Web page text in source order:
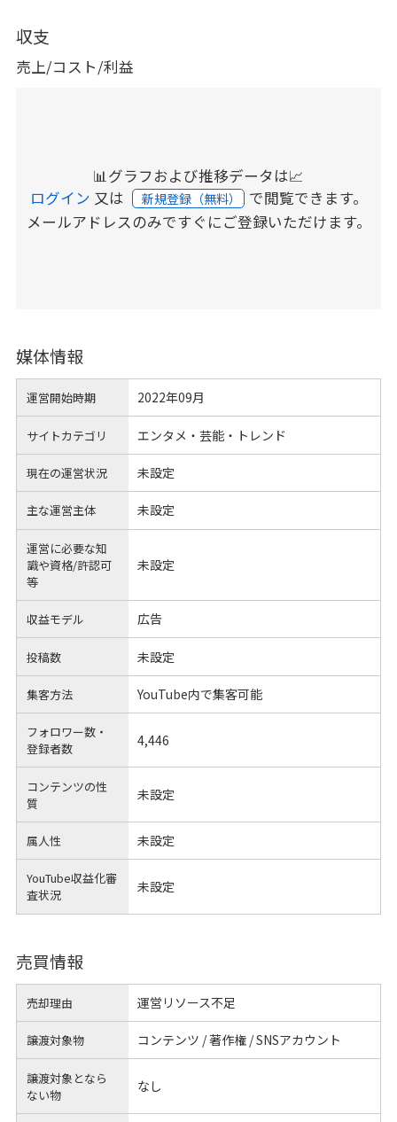
収支
売上/コスト/利益
📊グラフおよび推移データは📈
ログイン 又は 新規登録（無料） で閲覧できます。
メールアドレスのみですぐにご登録いただけます。
媒体情報
運営開始時期 2022年09月
サイトカテゴリ エンタメ・芸能・トレンド
現在の運営状況 未設定
主な運営主体 未設定
運営に必要な知
識や資格/許認可
等
未設定
収益モデル 広告
投稿数 未設定
集客方法 YouTube内で集客可能
フォロワー数・
登録者数
4,446
コンテンツの性
質
未設定
属人性 未設定
YouTube収益化審
査状況
未設定
売買情報
売却理由 運営リソース不足
譲渡対象物 コンテンツ / 著作権 / SNSアカウント
譲渡対象となら
ない物
なし